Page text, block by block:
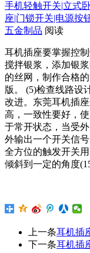
手机轻触开关|立式
座|门锁开关|电源按
五金制品 阅读
耳机插座要掌握控
搅拌银浆，添加银
的丝网，制作合格
版。 (5)检查线路设
改进。东莞耳机插
高，一致性要好，
于常开状态，当受
外输出一个开关信
全方位的触发开关
倾斜到一定的角度
上一条耳机插
下一条耳机插